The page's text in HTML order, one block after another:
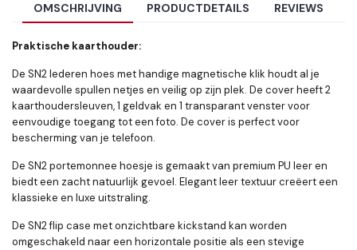
OMSCHRIJVING PRODUCTDETAILS REVIEWS
Praktische kaarthouder:
De SN2 lederen hoes met handige magnetische klik houdt al je
waardevolle spullen netjes en veilig op zijn plek. De cover heeft 2
kaarthoudersleuven, 1 geldvak en 1 transparant venster voor
eenvoudige toegang tot een foto. De cover is perfect voor
bescherming van je telefoon.
De SN2 portemonnee hoesje is gemaakt van premium PU leer en
biedt een zacht natuurlijk gevoel. Elegant leer textuur creëert een
klassieke en luxe uitstraling.
De SN2 flip case met onzichtbare kickstand kan worden
omgeschakeld naar een horizontale positie als een stevige